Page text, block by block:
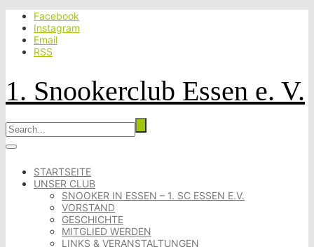
Facebook
Instagram
Email
RSS
1. Snookerclub Essen e. V.
STARTSEITE
UNSER CLUB
SNOOKER IN ESSEN – 1. SC ESSEN E.V.
VORSTAND
GESCHICHTE
MITGLIED WERDEN
LINKS & VERANSTALTUNGEN